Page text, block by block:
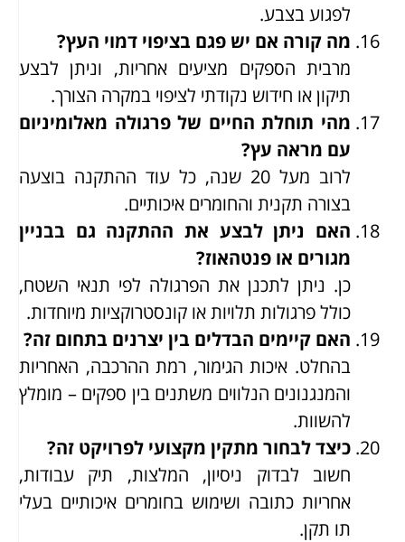
לפגוע בצבע.
מה קורה אם יש פגם בציפוי דמוי העץ?
מרבית הספקים מציעים אחריות, וניתן לבצע
תיקון או חידוש נקודתי לציפוי במקרה הצורך.
מהי תוחלת החיים של פרגולה מאלומיניום
עם מראה עץ?
לרוב מעל 20 שנה, כל עוד ההתקנה בוצעה
בצורה תקנית והחומרים איכותיים.
האם ניתן לבצע את ההתקנה גם בבניין
מגורים או פנטהאוז?
כן. ניתן לתכנן את הפרגולה לפי תנאי השטח,
כולל פרגולות תלויות או קונסטרוקציות מיוחדות.
האם קיימים הבדלים בין יצרנים בתחום זה?
בהחלט. איכות הגימור, רמת ההרכבה, האחריות
והמנגנונים הנלווים משתנים בין ספקים – מומלץ
להשוות.
כיצד לבחור מתקין מקצועי לפרויקט זה?
חשוב לבדוק ניסיון, המלצות, תיק עבודות,
אחריות כתובה ושימוש בחומרים איכותיים בעלי
תו תקן.